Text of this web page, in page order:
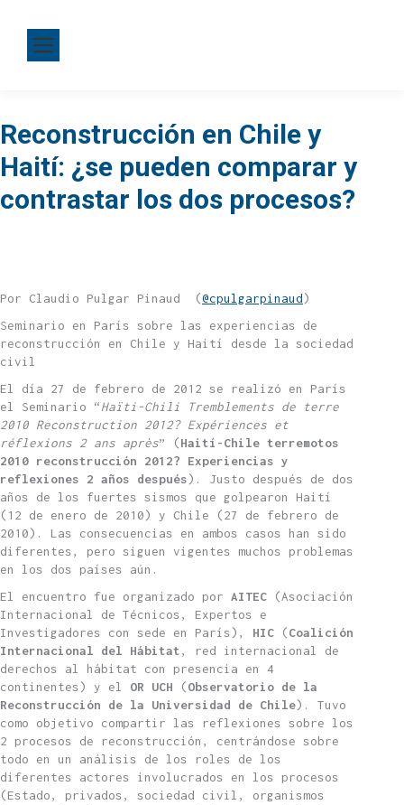
Reconstrucción en Chile y
Haití: ¿se pueden comparar y
contrastar los dos procesos?
Por Claudio Pulgar Pinaud (@cpulgarpinaud)
Seminario en París sobre las experiencias de
reconstrucción en Chile y Haití desde la sociedad
civil
El día 27 de febrero de 2012 se realizó en París
el Seminario “Haïti-Chili
Tremblements de terre
2010 Reconstruction 2012? Expériences et
réflexions 2 ans après” (Haití-Chile terremotos
2010 reconstrucción 2012? Experiencias y
reflexiones 2 años después). Justo después de dos
años de los fuertes sismos que golpearon Haití
(12 de enero de 2010) y Chile (27 de febrero de
2010). Las consecuencias en ambos casos han sido
diferentes, pero siguen vigentes muchos problemas
en los dos países aún.
El encuentro fue organizado por AITEC (Asociación
Internacional de Técnicos, Expertos e
Investigadores con sede en París), HIC (Coalición
Internacional del Hábitat, red internacional de
derechos al hábitat con presencia en 4
continentes) y el OR UCH (Observatorio de la
Reconstrucción de la Universidad de Chile). Tuvo
como objetivo compartir las reflexiones sobre los
2 procesos de reconstrucción, centrándose sobre
todo en un análisis de los roles de los
diferentes actores involucrados en los procesos
(Estado, privados, sociedad civil, organismos